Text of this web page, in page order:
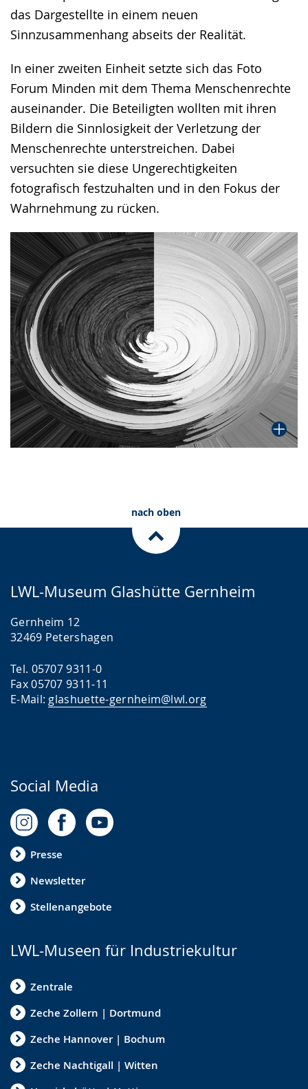
das Dargestellte in einem neuen
Sinnzusammenhang abseits der Realität.
In einer zweiten Einheit setzte sich das Foto
Forum Minden mit dem Thema Menschenrechte
auseinander. Die Beteiligten wollten mit ihren
Bildern die Sinnlosigkeit der Verletzung der
Menschenrechte unterstreichen. Dabei
versuchten sie diese Ungerechtigkeiten
fotografisch festzuhalten und in den Fokus der
Wahrnehmung zu rücken.
nach oben
LWL-Museum Glashütte Gernheim
Gernheim 12
32469 Petershagen
Tel. 05707 9311-0
Fax 05707 9311-11
E-Mail:glashuette-gernheim@lwl.org
Social Media
Presse
Newsletter
Stellenangebote
LWL-Museen für Industriekultur
Zentrale
Zeche Zollern | Dortmund
Zeche Hannover | Bochum
Zeche Nachtigall | Witten